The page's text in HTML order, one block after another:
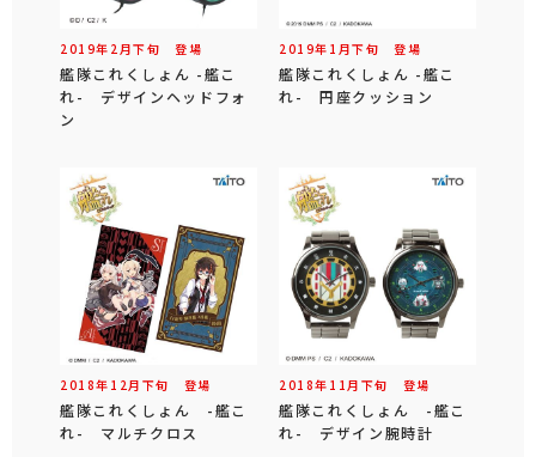
2019年 2 月下旬 登場
艦隊これくしょん -艦こ
れ- デザインヘッドフォ
ン
2019年 1 月下旬 登場
艦隊これくしょん -艦こ
れ- 円座クッション
2018年 12 月 下旬 登場
艦隊これくしょん -艦こ
れ- マルチクロス
2018年 11 月 下旬 登場
艦隊これくしょん -艦こ
れ- デザイン腕時計